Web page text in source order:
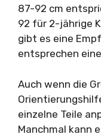
87-92 cm
92 für 2-jährige
gibt es eine
entsprechen
Auch wenn die
einzelne Teile
Manchmal kann